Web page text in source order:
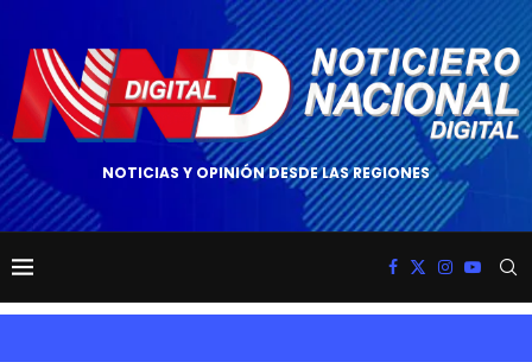
NOTICIAS Y OPINIÓN DESDE LAS REGIONES